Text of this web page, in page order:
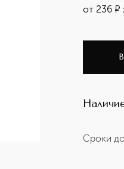
от 236 ¤
Сроки